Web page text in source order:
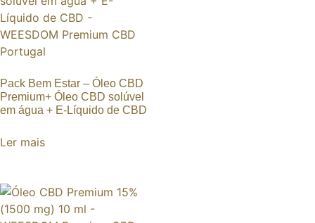
Pack Bem Estar – Óleo CBD
Premium+ Óleo CBD solúvel
em água + E-Líquido de CBD
Ler mais